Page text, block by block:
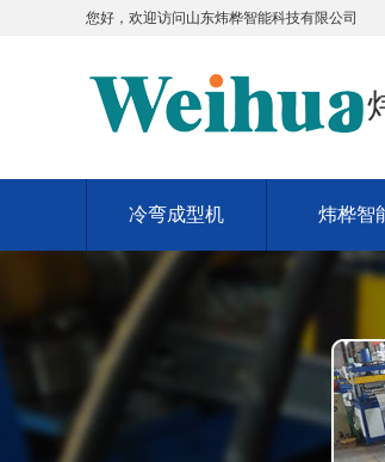
您好，欢迎访问 山东炜桦智能科技有限公司
冷弯成型机 炜桦智